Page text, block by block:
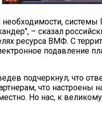
– сказал
ресурса ВМФ. С
подавление
подчеркнул, что
что настроены
Но нас, к